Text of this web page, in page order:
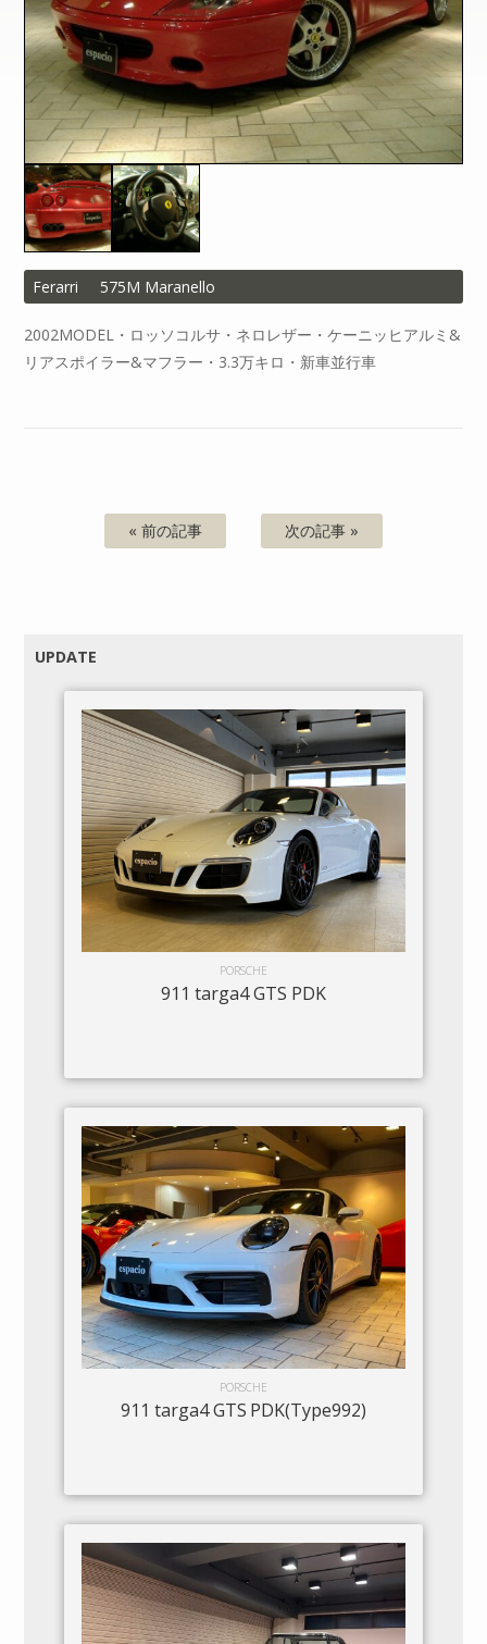
Ferarri 575M Maranello
2002MODEL・ロッソコルサ・ネロレザー・ケーニッヒアルミ&
リアスポイラー&マフラー・3.3万キロ・新車並行車
« 前の記事 次の記事 »
UPDATE
PORSCHE
911 targa4 GTS PDK
PORSCHE
911 targa4 GTS PDK(Type992)